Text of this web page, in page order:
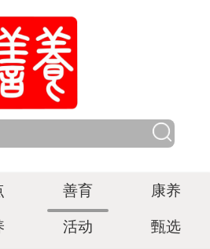
善育 康养
活动 甄选